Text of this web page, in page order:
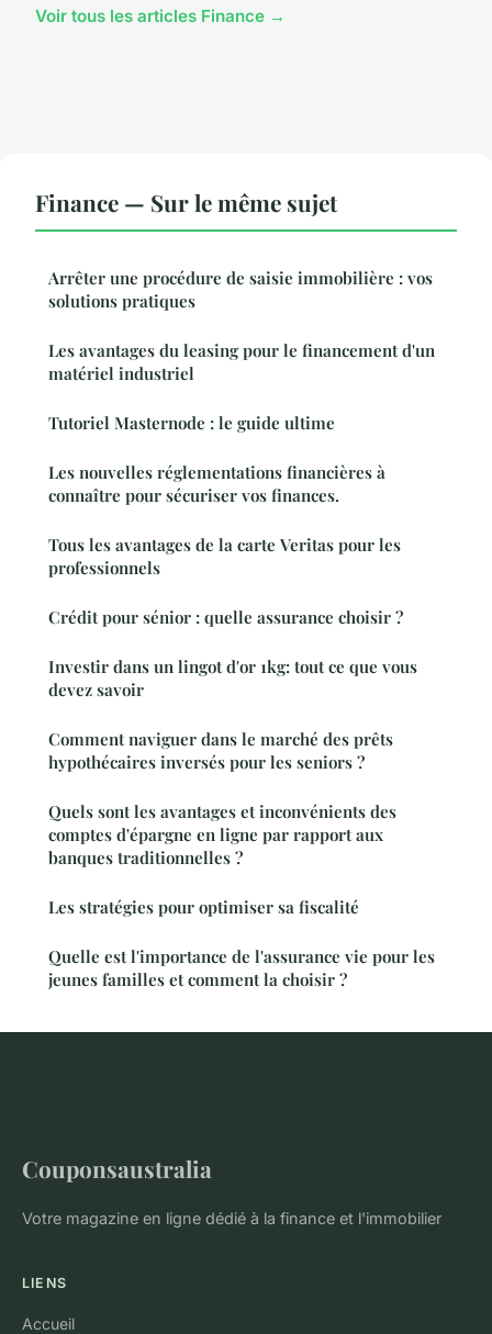
Voir tous les articles Finance →
Finance — Sur le même sujet
Arrêter une procédure de saisie immobilière : vos
solutions pratiques
Les avantages du leasing pour le financement d'un
matériel industriel
Tutoriel Masternode : le guide ultime
Les nouvelles réglementations financières à
connaître pour sécuriser vos finances.
Tous les avantages de la carte Veritas pour les
professionnels
Crédit pour sénior : quelle assurance choisir ?
Investir dans un lingot d'or 1kg: tout ce que vous
devez savoir
Comment naviguer dans le marché des prêts
hypothécaires inversés pour les seniors ?
Quels sont les avantages et inconvénients des
comptes d'épargne en ligne par rapport aux
banques traditionnelles ?
Les stratégies pour optimiser sa fiscalité
Quelle est l'importance de l'assurance vie pour les
jeunes familles et comment la choisir ?
Couponsaustralia
Votre magazine en ligne dédié à la finance et l'immobilier
LIENS
Accueil